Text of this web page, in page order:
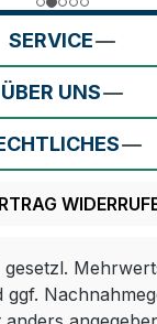
SERVICE
ÜBER UNS
gesetzl.